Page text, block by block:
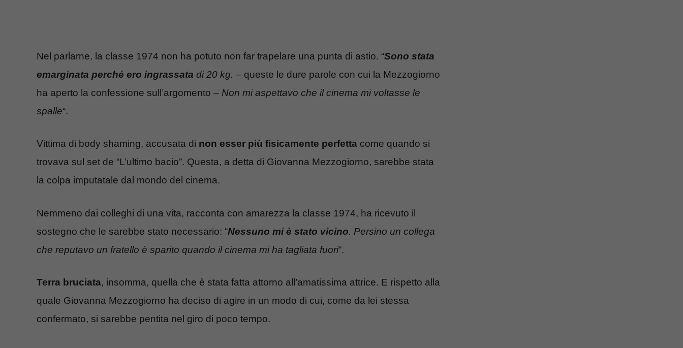
Nel parlarne, la classe 1974 non ha potuto non far trapelare una punta di astio. “Sono stata
emarginata perché ero ingrassata di 20 kg. – queste le dure parole con cui la Mezzogiorno
ha aperto la confessione sull’argomento – Non mi aspettavo che il cinema mi voltasse le
spalle“.
Vittima di body shaming, accusata di non esser più fisicamente perfetta come quando si
trovava sul set de “L’ultimo bacio”. Questa, a detta di Giovanna Mezzogiorno, sarebbe stata
la colpa imputatale dal mondo del cinema.
Nemmeno dai colleghi di una vita, racconta con amarezza la classe 1974, ha ricevuto il
sostegno che le sarebbe stato necessario: “Nessuno mi è stato vicino. Persino un collega
che reputavo un fratello è sparito quando il cinema mi ha tagliata fuori“.
Terra bruciata, insomma, quella che è stata fatta attorno all’amatissima attrice. E rispetto alla
quale Giovanna Mezzogiorno ha deciso di agire in un modo di cui, come da lei stessa
confermato, si sarebbe pentita nel giro di poco tempo.